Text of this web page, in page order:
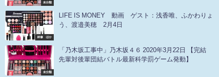
未分類
林修 ほか
LIFE IS MONEY 動画 ゲスト：浅香唯、ふかわりょ
う、渡邉美穂 2月4日
未分類
「乃木坂工事中」乃木坂４６ 2020年3月22日 【完結
先輩対後輩団結バトル最新科学罰ゲーム発動】